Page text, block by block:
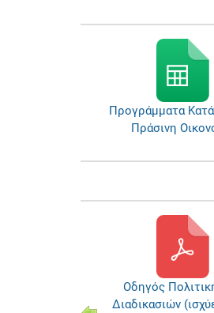
Προγράμματα
Πράσινη
Οδηγός
Διαδικασιών